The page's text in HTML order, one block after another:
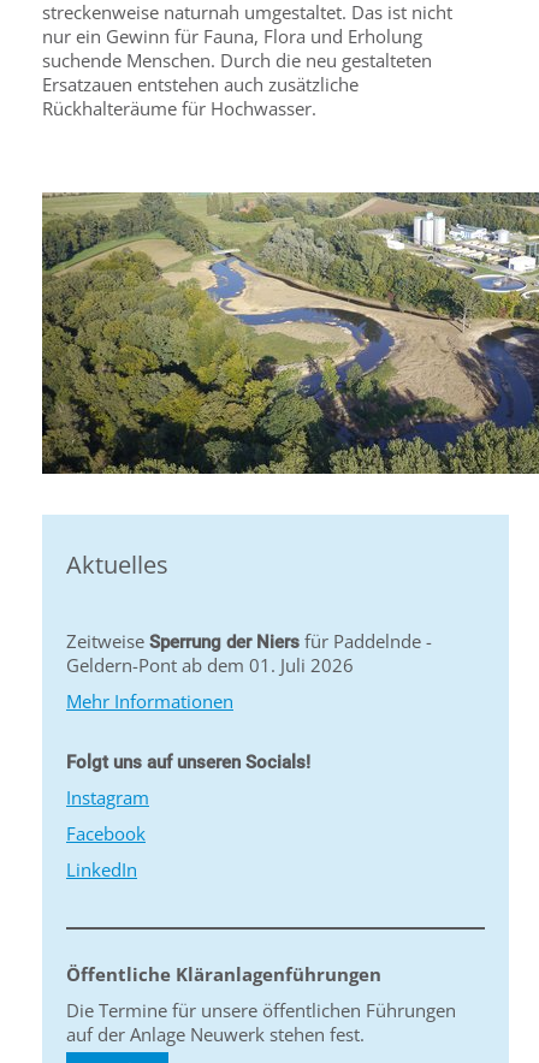
streckenweise naturnah umgestaltet. Das ist nicht
nur ein Gewinn für Fauna, Flora und Erholung
suchende Menschen. Durch die neu gestalteten
Ersatzauen entstehen auch zusätzliche
Rückhalteräume für Hochwasser.
Aktuelles
Zeitweise Sperrung der Niers für Paddelnde -
Geldern-Pont ab dem 01. Juli 2026
Mehr Informationen
Folgt uns auf unseren Socials!
Instagram
Facebook
LinkedIn
Öffentliche Kläranlagenführungen
Die Termine für unsere öffentlichen Führungen
auf der Anlage Neuwerk stehen fest.